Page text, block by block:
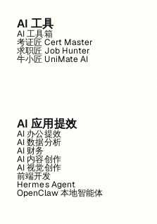
AI 工具
AI 工具箱
考证匠 Cert Master
求职匠 Job Hunter
牛小匠 UniMate AI
AI 应用提效
AI 办公提效
AI 数据分析
AI 财务
AI 内容创作
AI 视觉创作
前端开发
Hermes Agent
OpenClaw 本地智能体